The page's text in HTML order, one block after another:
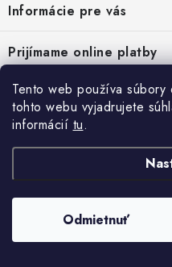
Tento web používa
tohto webu vyjadrujete
informácií tu.
Odmietnuť
p
ä
t
Informácie pre vás
Reklamačný poriadok - formulár
Kontakt
Prijímame online platby
Prihlásenie
E-mail
Heslo
Facebook
Posledné hodnotenie
Copyright 2026ATV